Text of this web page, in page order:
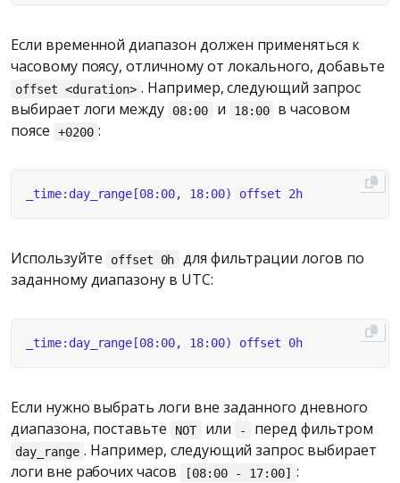
Если временной диапазон должен применяться к
часовому поясу, отличному от локального, добавьте
offset <duration> . Например, следующий запрос
выбирает логи между
08:00 и 18:00
в часовом
поясе
+0200 :
Используйте offset 0h
для фильтрации логов по
заданному диапазону в UTC:
Если нужно выбрать логи вне заданного дневного
диапазона, поставьте
NOT или - перед фильтром
day_range . Например, следующий запрос выбирает
логи вне рабочих часов
[08:00 - 17:00] :